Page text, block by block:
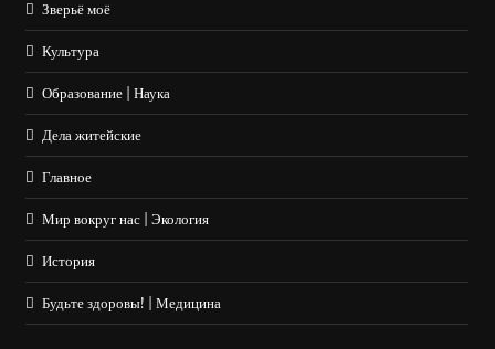
Зверьё моё
Культура
Образование | Наука
Дела житейские
Главное
Мир вокруг нас | Экология
История
Будьте здоровы! | Медицина